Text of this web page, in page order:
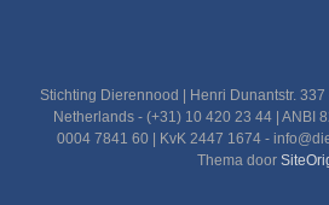
Stichting Dierennood | Henri Dunantstr.
Netherlands - (+31) 10 420 23 44 | ANBI
0004 7841 60 | KvK 2447 1674 -
Thema door